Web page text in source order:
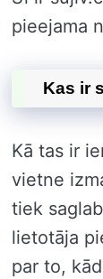
pieejama
Kas ir
Kā tas ir
vietne
tiek
lietotāja
par to,